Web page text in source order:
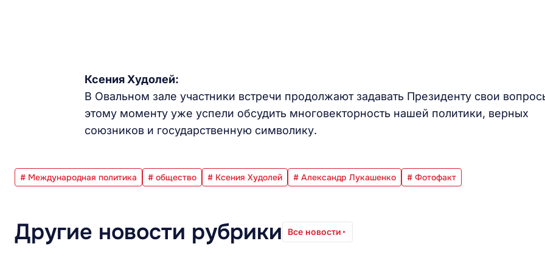
Ксения Худолей:
В Овальном зале участники встречи продолжают задавать Президенту свои
этому моменту уже успели обсудить многовекторность нашей политики, верных
союзников и государственную символику.
# Международная политика # общество # Ксения Худолей # Александр Лукашенко # Фотофакт
Другие новости рубрики Все новости